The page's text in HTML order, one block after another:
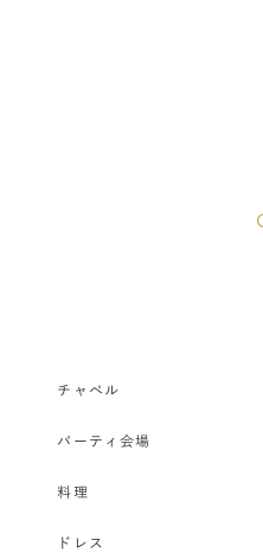
チャペル
パーティ会場
料理
ドレス